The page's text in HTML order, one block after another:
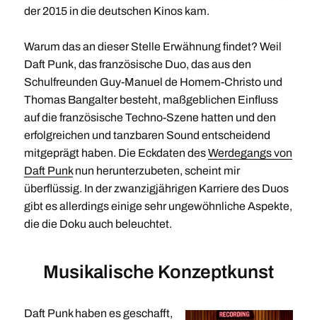
der 2015 in die deutschen Kinos kam.
Warum das an dieser Stelle Erwähnung findet? Weil
Daft Punk, das französische Duo, das aus den
Schulfreunden Guy-Manuel de Homem-Christo und
Thomas Bangalter besteht, maßgeblichen Einfluss
auf die französische Techno-Szene hatten und den
erfolgreichen und tanzbaren Sound entscheidend
mitgeprägt haben. Die Eckdaten desWerdegangs von
Daft Punknun herunterzubeten, scheint mir
überflüssig. In der zwanzigjährigen Karriere des Duos
gibt es allerdings einige sehr ungewöhnliche Aspekte,
die die Doku auch beleuchtet.
Musikalische Konzeptkunst
Daft Punk haben es geschafft,